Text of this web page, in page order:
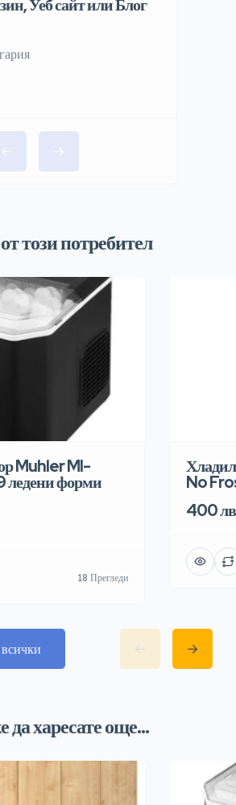
Уеб сайт или Блог
този потребител
Muhler MI-
ледени форми
18 Прегледи
No
400
харесате още...